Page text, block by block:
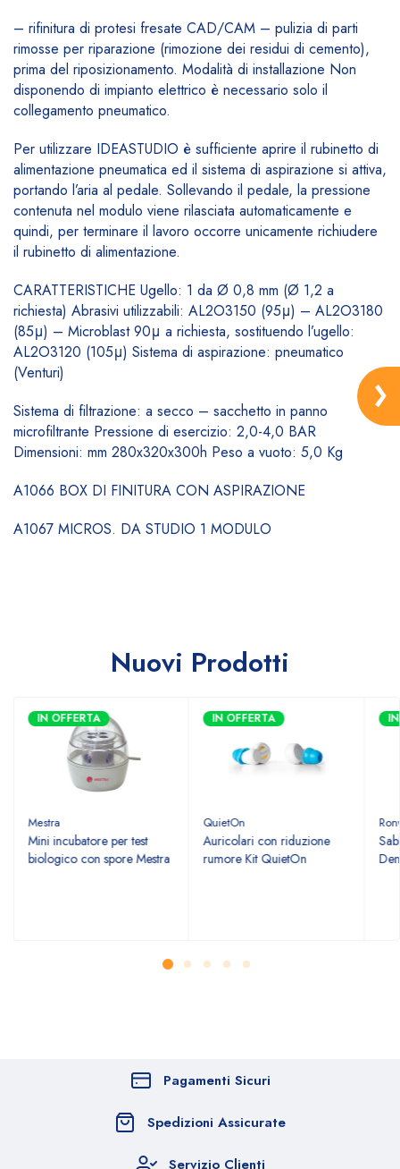
– rifinitura di protesi fresate CAD/CAM – pulizia di parti
rimosse per riparazione (rimozione dei residui di cemento),
prima del riposizionamento. Modalità di installazione Non
disponendo di impianto elettrico è necessario solo il
collegamento pneumatico.
Per utilizzare IDEASTUDIO è sufficiente aprire il rubinetto di
alimentazione pneumatica ed il sistema di aspirazione si attiva,
portando l’aria al pedale. Sollevando il pedale, la pressione
contenuta nel modulo viene rilasciata automaticamente e
quindi, per terminare il lavoro occorre unicamente richiudere
il rubinetto di alimentazione.
CARATTERISTICHE Ugello: 1 da Ø 0,8 mm (Ø 1,2 a
richiesta) Abrasivi utilizzabili: AL2O3150 (95μ) – AL2O3180
(85μ) – Microblast 90μ a richiesta, sostituendo l’ugello:
AL2O3120 (105μ) Sistema di aspirazione: pneumatico
(Venturi)
Sistema di filtrazione: a secco – sacchetto in panno
microfiltrante Pressione di esercizio: 2,0-4,0 BAR
Dimensioni: mm 280x320x300h Peso a vuoto: 5,0 Kg
A1066 BOX DI FINITURA CON ASPIRAZIONE
A1067 MICROS. DA STUDIO 1 MODULO
Nuovi Prodotti
IN OFFERTA
Mestra
Mini incubatore per test
biologico con spore Mestra
IN OFFERTA
QuietOn
Auricolari con riduzione
rumore Kit QuietOn
Pagamenti Sicuri
Spedizioni Assicurate
Servizio Clienti